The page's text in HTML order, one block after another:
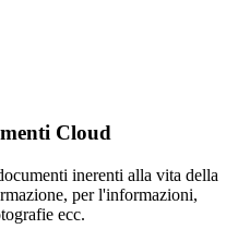
Cloud
inerenti alla vita della
per l'informazioni,
ecc.